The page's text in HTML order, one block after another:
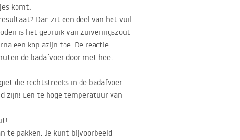
komt.
Dan zit een deel van het vuil
is het gebruik van zuiveringszout
een kop azijn toe. De reactie
de badafvoer door met heet
die rechtstreeks in de badafvoer.
zijn! Een te hoge temperatuur van
te pakken. Je kunt bijvoorbeeld